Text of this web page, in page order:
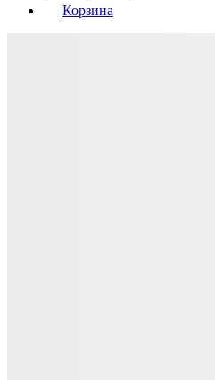
Корзина